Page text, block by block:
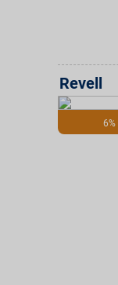
6%
Revell